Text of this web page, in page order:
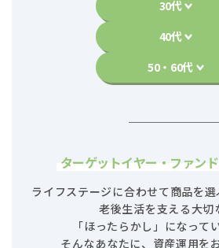
30代
40代
50・60代
ターゲットイヤー・ファン
ライフステージに合わせて商品を
老後生活を支える大
「ほったらかし」になって
そんなあなたに、資産運用を